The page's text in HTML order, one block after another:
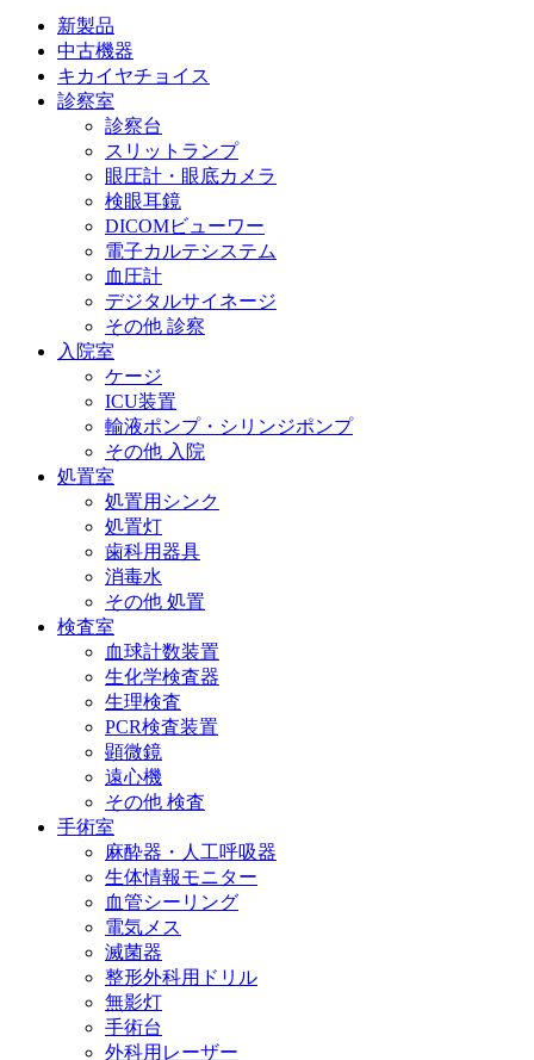
新製品
中古機器
キカイヤチョイス
診察室
診察台
スリットランプ
眼圧計・眼底カメラ
検眼耳鏡
DICOMビューワー
電子カルテシステム
血圧計
デジタルサイネージ
その他 診察
入院室
ケージ
ICU装置
輸液ポンプ・シリンジポンプ
その他 入院
処置室
処置用シンク
処置灯
歯科用器具
消毒水
その他 処置
検査室
血球計数装置
生化学検査器
生理検査
PCR検査装置
顕微鏡
遠心機
その他 検査
手術室
麻酔器・人工呼吸器
生体情報モニター
血管シーリング
電気メス
滅菌器
整形外科用ドリル
無影灯
手術台
外科用レーザー